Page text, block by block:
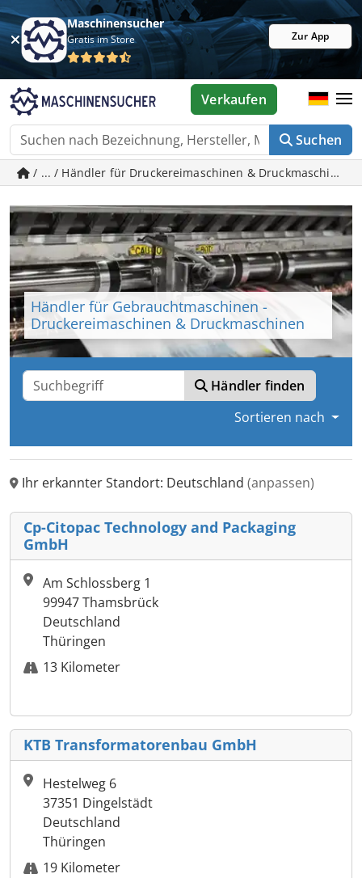
Maschinensucher
Gratis im Store Zur App
Suchen
Verkaufen
/ ... / Händler für Druckereimaschinen & Druckmaschinen
Händler für Gebrauchtmaschinen -
Druckereimaschinen & Druckmaschinen
Händler finden
Sortieren nach
Ihr erkannter Standort: Deutschland (anpassen)
Cp-Citopac Technology and Packaging
GmbH
Am Schlossberg 1
99947 Thamsbrück
Deutschland
Thüringen
13 Kilometer
KTB Transformatorenbau GmbH
Hestelweg 6
37351 Dingelstädt
Deutschland
Thüringen
19 Kilometer